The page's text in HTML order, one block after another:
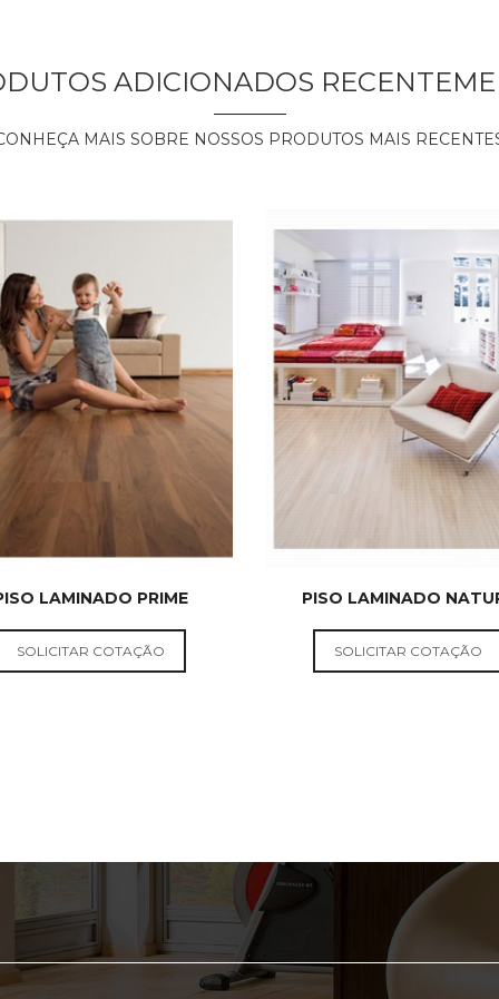
ADICIONADOS
MAIS SOBRE NOSSOS PRODUTOS MAIS
LAMINADO PRIME
SOLICITAR COTAÇÃO
PISO LAMINADO
SOLICITAR COTAÇÃO